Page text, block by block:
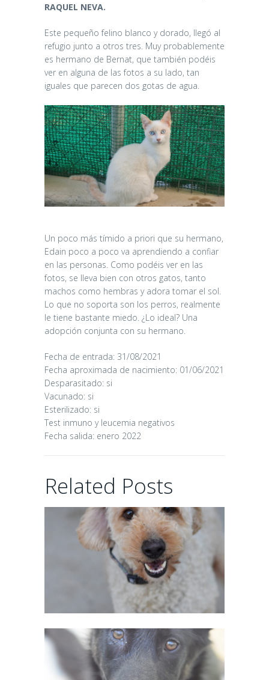
RAQUEL NEVA.
Este pequeño felino blanco y dorado, llegó al
refugio junto a otros tres. Muy probablemente
es hermano de Bernat, que también podéis
ver en alguna de las fotos a su lado, tan
iguales que parecen dos gotas de agua.
Un poco más tímido a priori que su hermano,
Edain poco a poco va aprendiendo a confiar
en las personas. Como podéis ver en las
fotos, se lleva bien con otros gatos, tanto
machos como hembras y adora tomar el sol.
Lo que no soporta son los perros, realmente
le tiene bastante miedo. ¿Lo ideal? Una
adopción conjunta con su hermano.
Fecha de entrada: 31/08/2021
Fecha aproximada de nacimiento: 01/06/2021
Desparasitado: si
Vacunado: si
Esterilizado: si
Test inmuno y leucemia negativos
Fecha salida: enero 2022
Related Posts
CANDY
16/06/2026
02/06/2026